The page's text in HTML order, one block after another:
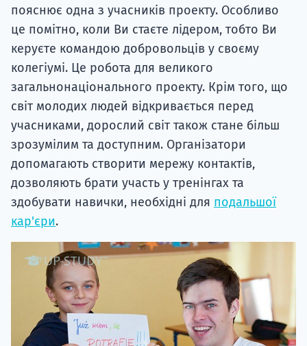
пояснює одна з учасників проекту. Особливо
це помітно, коли Ви стаєте лідером, тобто Ви
керуєте командою добровольців у своєму
колегіумі. Це робота для великого
загальнонаціонального проекту. Крім того, що
світ молодих людей відкривається перед
учасниками, дорослий світ також стане більш
зрозумілим та доступним. Організатори
допомагають створити мережу контактів,
дозволяють брати участь у тренінгах та
здобувати навички, необхідні для подальшої
кар'єри.